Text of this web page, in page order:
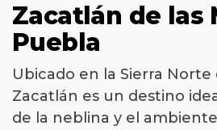
Zacatlán de las
Puebla
Ubicado en la Sierra Norte
Zacatlán es un destino
de la neblina y el